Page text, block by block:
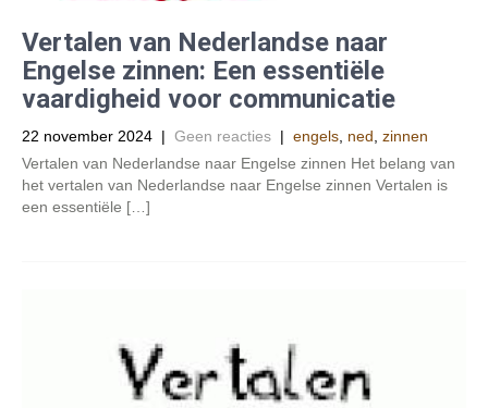
Vertalen van Nederlandse naar
Engelse zinnen: Een essentiële
vaardigheid voor communicatie
22 november 2024 | Geen reacties | engels ned zinnen
Vertalen van Nederlandse naar Engelse zinnen Het belang van
het vertalen van Nederlandse naar Engelse zinnen Vertalen is
een essentiële […]